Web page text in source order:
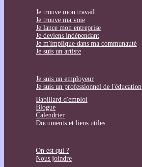
Je trouve mon travail
Je trouve ma voie
Je lance mon entreprise
Je deviens indépendant
Je m'implique dans ma communauté
Je suis un artiste
Je suis un employeur
Je suis un professionnel de l'éducation
Babillard d'emploi
Blogue
Calendrier
Documents et liens utiles
On est qui ?
Nous joindre